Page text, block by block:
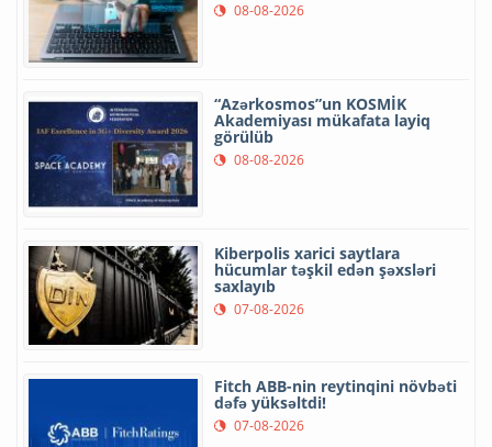
08-08-2026
“Azərkosmos”un KOSMİK
Akademiyası mükafata layiq
görülüb
08-08-2026
Kiberpolis xarici saytlara
hücumlar təşkil edən şəxsləri
saxlayıb
07-08-2026
Fitch ABB-nin reytinqini növbəti
dəfə yüksəltdi!
07-08-2026